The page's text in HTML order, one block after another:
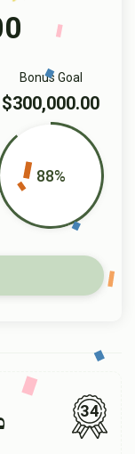
Bonus Goal
$300,000.00
88%
34